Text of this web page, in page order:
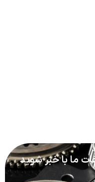
ما با خبر شوید